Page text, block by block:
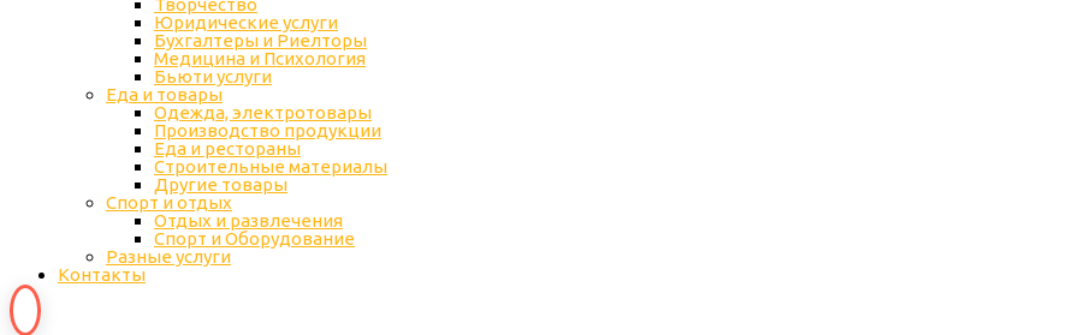
Творчество
Юридические услуги
Бухгалтеры и Риелторы
Медицина и Психология
Бьюти услуги
Еда и товары
Одежда, электротовары
Производство продукции
Еда и рестораны
Строительные материалы
Другие товары
Спорт и отдых
Отдых и развлечения
Спорт и Оборудование
Разные услуги
Контакты